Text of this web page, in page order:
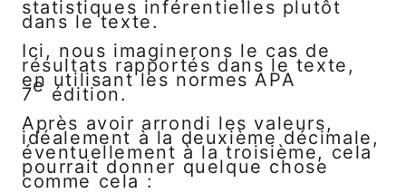
statistiques inférentielles plutôt
dans le texte.
Ici, nous imaginerons le cas de
résultats rapportés dans le texte,
en utilisant les normes APA
7e édition.
Après avoir arrondi les valeurs,
idéalement à la deuxième décimale,
éventuellement à la troisième, cela
pourrait donner quelque chose
comme cela :